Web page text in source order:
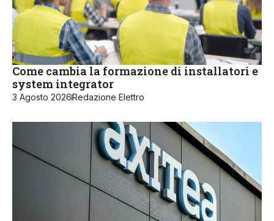
Come cambia la formazione di installatori e
system integrator
3 Agosto 2026Redazione Elettro